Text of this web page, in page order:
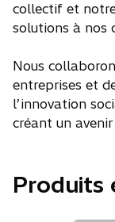
collectif et
solutions à nos
Nous
entreprises et
l’innovation
créant un
Produits